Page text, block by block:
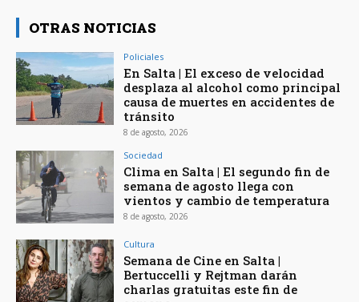
OTRAS NOTICIAS
Policiales
En Salta | El exceso de velocidad
desplaza al alcohol como principal
causa de muertes en accidentes de
tránsito
8 de agosto, 2026
Sociedad
Clima en Salta | El segundo fin de
semana de agosto llega con
vientos y cambio de temperatura
8 de agosto, 2026
Cultura
Semana de Cine en Salta |
Bertuccelli y Rejtman darán
charlas gratuitas este fin de